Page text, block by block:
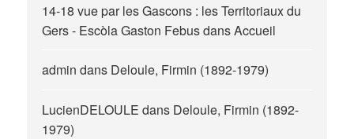
14-18 vue par les Gascons : les Territoriaux du
Gers - Escòla Gaston FebusdansAccueil
admin dans Deloule, Firmin (1892-1979)
LucienDELOULE dans Deloule, Firmin (1892-
1979)